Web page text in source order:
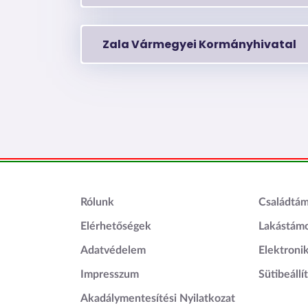
Zala Vármegyei Kormányhivatal
Lábléc1
Rólunk
Elérhetőségek
Adatvédelem
Impresszum
Akadálymentesítési Nyilatkozat